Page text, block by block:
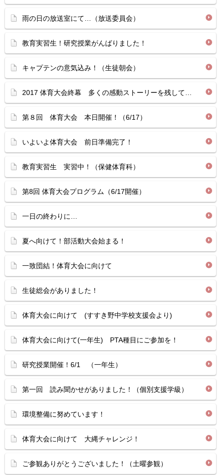
雨の日の放送室にて…（放送委員会）
教育実習生！研究授業がんばりました！
キャプテンの意気込み！（生徒朝会）
2017 体育大会終幕 多くの感動ストーリーを残して…
第８回 体育大会 本日開催！（6/17）
いよいよ体育大会 前日準備完了！
教育実習生 実習中！（保健体育科）
第8回 体育大会プログラム（6/17開催）
一日の終わりに…
夏へ向けて！部活動大会始まる！
一致団結！体育大会に向けて
生徒総会がありました！
体育大会に向けて (すすき野中学校支援会より)
体育大会に向けて(一年生) PTA種目にご参加を！
研究授業開催！6/1 （一年生）
第一回 読み聞かせがありました！（個別支援学級）
環境整備に努めています！
体育大会に向けて 大縄チャレンジ！
ご参観ありがとうございました！（土曜参観）